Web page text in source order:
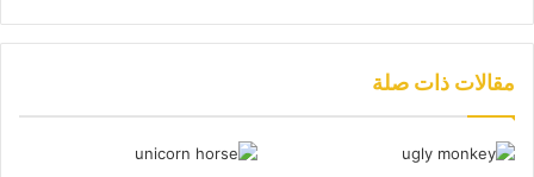
مقالات ذات صلة